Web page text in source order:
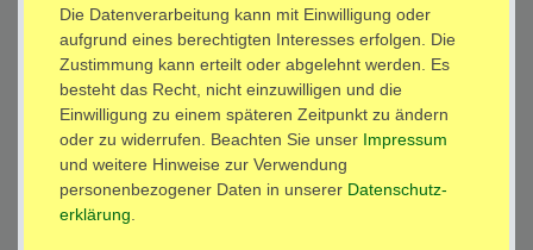
Die Datenverarbeitung kann mit Einwilligung oder
aufgrund eines berechtigten Interesses erfolgen. Die
Zustimmung kann erteilt oder abgelehnt werden. Es
besteht das Recht, nicht einzuwilligen und die
Einwilligung zu einem späteren Zeitpunkt zu ändern
oder zu widerrufen. Beachten Sie unser Impressum
und weitere Hinweise zur Verwendung
personenbezogener Daten in unserer Daten­schutz­
erklärung
Impressum Daten­schutz­erklärung
Barrierefreiheitserklärung Widerrufs­recht